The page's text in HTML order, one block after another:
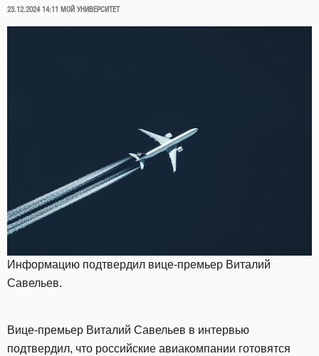
ОПУБЛИКОВАНО
23.12.2024 14:11 МОЙ УНИВЕРСИТЕТ
Информацию подтвердил вице-премьер Виталий
Савельев.
Вице-премьер Виталий Савельев в интервью
подтвердил, что российские авиакомпании готовятся